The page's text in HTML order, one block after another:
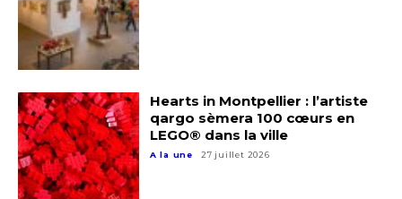
Nom
Prénom
Statut / Organisation
Adresse email*
Nom
Hearts in Montpellier : l’artiste
qargo sèmera 100 cœurs en
LEGO® dans la ville
A la une 27 juillet 2026